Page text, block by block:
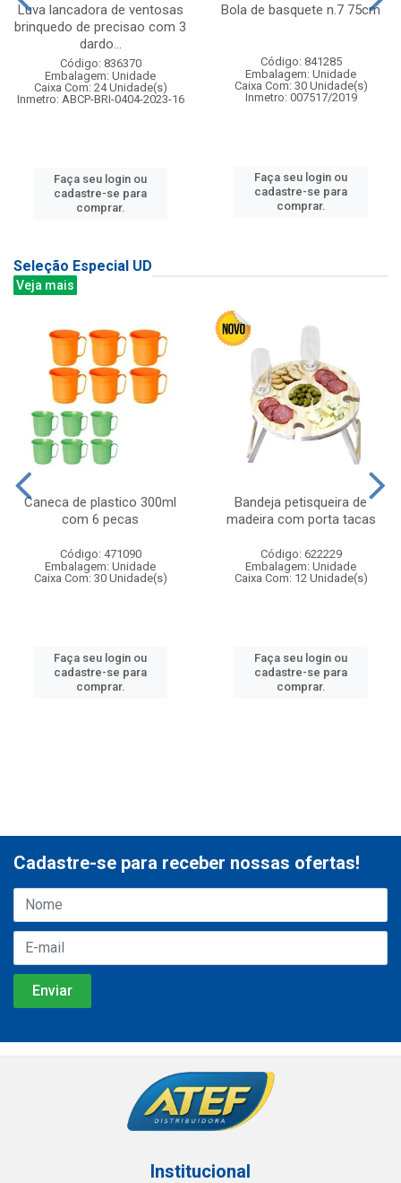
Luva lancadora de ventosas
brinquedo de precisao com 3
dardo...
Código: 836370
Embalagem: Unidade
Caixa Com: 24 Unidade(s)
Inmetro: ABCP-BRI-0404-2023-16
Faça seu login ou
cadastre-se para
comprar.
Bola de basquete n.7 75cm
Código: 841285
Embalagem: Unidade
Caixa Com: 30 Unidade(s)
Inmetro: 007517/2019
Faça seu login ou
cadastre-se para
comprar.
Seleção Especial UD
Veja mais
Caneca de plastico 300ml
com 6 pecas
Código: 471090
Embalagem: Unidade
Caixa Com: 30 Unidade(s)
Faça seu login ou
cadastre-se para
comprar.
Bandeja petisqueira de
madeira com porta tacas
Código: 622229
Embalagem: Unidade
Caixa Com: 12 Unidade(s)
Faça seu login ou
cadastre-se para
comprar.
Cadastre-se para receber nossas ofertas!
Institucional